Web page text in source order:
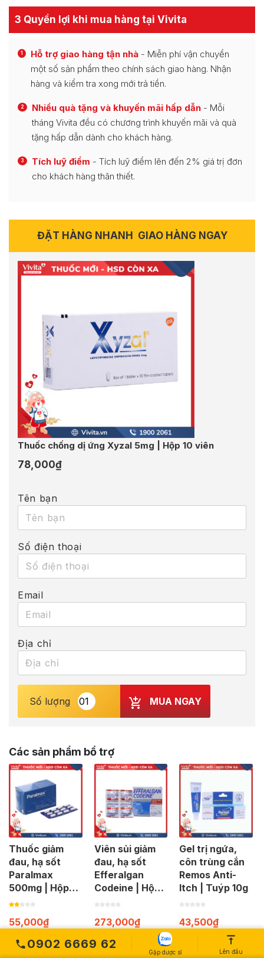
3 Quyền lợi khi mua hàng tại Vivita
1 Hỗ trợ giao hàng tận nhà - Miễn phí vận chuyển
một số sản phẩm theo chính sách giao hàng. Nhận
hàng và kiểm tra xong mới trả tiền.
2 Nhiều quà tặng và khuyến mãi hấp dẫn - Mỗi
tháng Vivita đều có chương trình khuyến mãi và quà
tặng hấp dẫn dành cho khách hàng.
3 Tích luỹ điểm - Tích luỹ điểm lên đến 2% giá trị đơn
cho khách hàng thân thiết.
ĐẶT HÀNG NHANH GIAO HÀNG NGAY
Thuốc chống dị ứng Xyzal 5mg | Hộp 10 viên
78,000₫
Tên bạn
Số điện thoại
Email
Địa chỉ
Số lượng MUA NGAY
Các sản phẩm bổ trợ
Thuốc giảm
đau, hạ sốt
Paralmax
500mg | Hộp
120 viên
55,000₫
Viên sủi giảm
đau, hạ sốt
Efferalgan
Codeine | Hộp
40 viên
273,000₫
Gel trị ngứa,
côn trùng cắn
Remos Anti-
Itch | Tuýp 10g
43,500₫
0902 6669 62
Gặp dược sĩ Lên đầu